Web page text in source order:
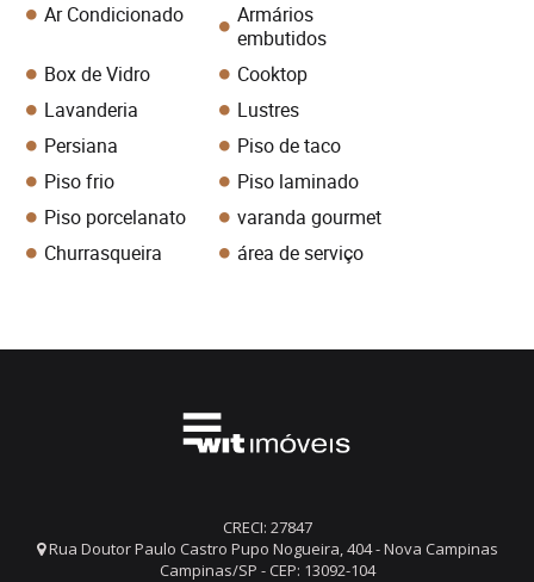
Ar Condicionado
Armários
embutidos
Box de Vidro
Cooktop
Lavanderia
Lustres
Persiana
Piso de taco
Piso frio
Piso laminado
Piso porcelanato
varanda gourmet
Churrasqueira
área de serviço
CRECI: 27847
Rua Doutor Paulo Castro Pupo Nogueira, 404 - Nova Campinas
Campinas/SP - CEP: 13092-104